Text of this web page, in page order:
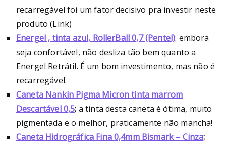
recarregável foi um fator decisivo pra investir neste
produto (Link)
Energel , tinta azul, RollerBall 0,7 (Pentel): embora
seja confortável, não desliza tão bem quanto a
Energel Retrátil. É um bom investimento, mas não é
recarregável.
Caneta Nankin Pigma Micron tinta marrom
Descartável 0,5: a tinta desta caneta é ótima, muito
pigmentada e o melhor, praticamente não mancha!
Caneta Hidrográfica Fina 0,4mm Bismark – Cinza: